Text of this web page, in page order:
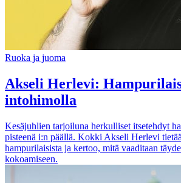
Ruoka ja juoma
Akseli Herlevi:
intohimolla
Kesäjuhlien tarjoiluna herkulliset itsetehdyt
pisteenä i:n päällä. Kokki Akseli Herlevi
hampurilaisista ja kertoo, mitä vaaditaan
kokoamiseen.